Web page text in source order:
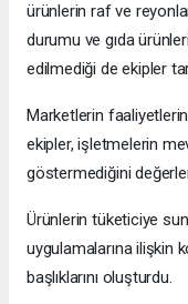
ürünlerin raf ve
durumu ve gıda
edilmediği de ekipler
Marketlerin
ekipler, işletmelerin
göstermediğini
Ürünlerin tüketiciye
uygulamalarına ilişkin
başlıklarını oluşturdu.